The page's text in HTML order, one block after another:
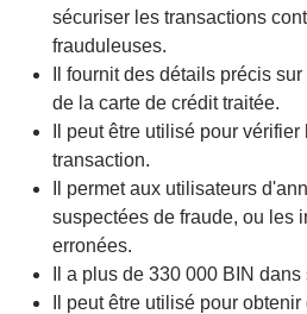
sécuriser les transactions
frauduleuses.
Il fournit des détails précis
de la carte de crédit traitée.
Il peut être utilisé pour
transaction.
Il permet aux utilisateurs
suspectées de fraude, ou les
erronées.
Il a plus de 330 000 BIN
Il peut être utilisé pour